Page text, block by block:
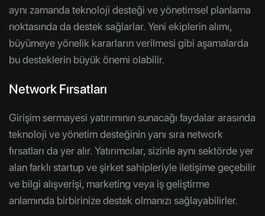
aynı zamanda teknoloji desteği ve yönetimsel planlama
noktasında da destek sağlarlar. Yeni ekiplerin alımı,
büyümeye yönelik kararların verilmesi gibi aşamalarda
bu desteklerin büyük önemi olabilir.
Network Fırsatları
Girişim sermayesi yatırımının sunacağı faydalar arasında
teknoloji ve yönetim desteğinin yanı sıra network
fırsatları da yer alır. Yatırımcılar, sizinle aynı sektörde yer
alan farklı startup ve şirket sahipleriyle iletişime geçebilir
ve bilgi alışverişi, marketing veya iş geliştirme
anlamında birbirinize destek olmanızı sağlayabilirler.